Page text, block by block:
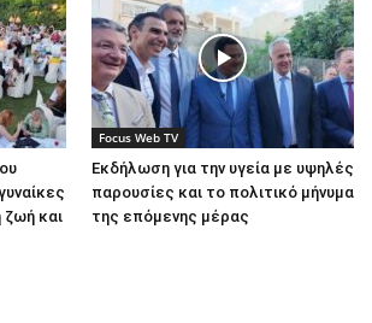
και
Focus Web TV
Εκδήλωση για την υγεία με υψηλές
παρουσίες και το πολιτικό μήνυμα
της επόμενης μέρας